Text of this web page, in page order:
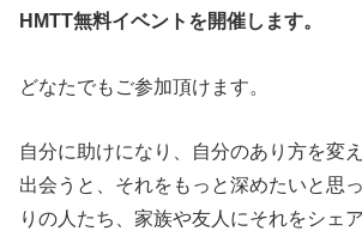
HMTT無料イベントを開催します。
どなたでもご参加頂けます。
自分に助けになり、自分のあり方を変
出会うと、それをもっと深めたいと思
りの人たち、家族や友人にそれをシェ